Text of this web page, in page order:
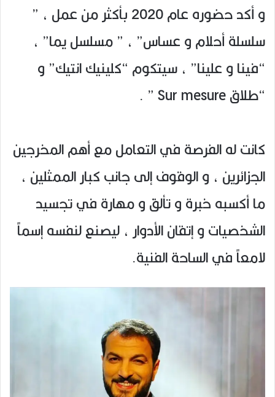
و أكد حضوره عام 2020 بأكثر من عمل ، ”
سلسلة أحلام و عساس” ، ” مسلسل يما” ،
“فينا و علينا” ، سيتكوم “كلينيك انتيك” و
“طلاق Sur mesure ” .
كانت له الفرصة في التعامل مع أهم المخرجين
الجزائرين ، و الوقوف إلى جانب كبار الممثلين ،
ما أكسبه خبرة و تألق و مهارة في تجسيد
الشخصيات و إتقان الأدوار ، ليصنع لنفسه إسماً
لامعاً في الساحة الفنية.